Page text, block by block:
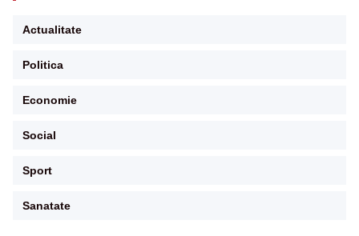
Actualitate
Politica
Economie
Social
Sport
Sanatate